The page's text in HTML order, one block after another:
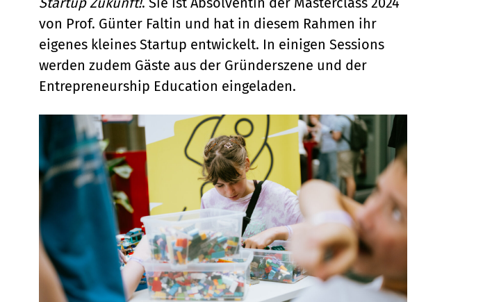
von Prof. Günter Faltin und hat in diesem Rahmen ihr
eigenes kleines Startup entwickelt. In einigen Sessions
werden zudem Gäste aus der Gründerszene und der
Entrepreneurship Education eingeladen.